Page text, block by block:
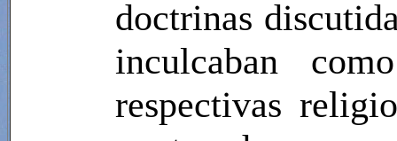
doctrinas
inculcaban
respectivas